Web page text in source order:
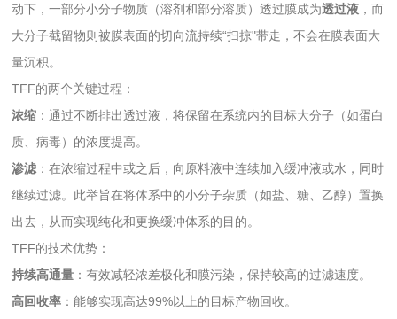
动下，一部分小分子物质（溶剂和部分溶质）透过膜成为透过液 ，而
大分子截留物则被膜表面的切向流持续“扫掠"带走，不会在膜表面大
量沉积。
TFF的两个关键过程：
浓缩 ：通过不断排出透过液，将保留在系统内的目标大分子（如蛋白
质、病毒）的浓度提高。
渗滤 ：在浓缩过程中或之后，向原料液中连续加入缓冲液或水，同时
继续过滤。此举旨在将体系中的小分子杂质（如盐、糖、乙醇）置换
出去，从而实现纯化和更换缓冲体系的目的。
TFF的技术优势：
持续高通量 ：有效减轻浓差极化和膜污染，保持较高的过滤速度。
高回收率 ：能够实现高达99%以上的目标产物回收。